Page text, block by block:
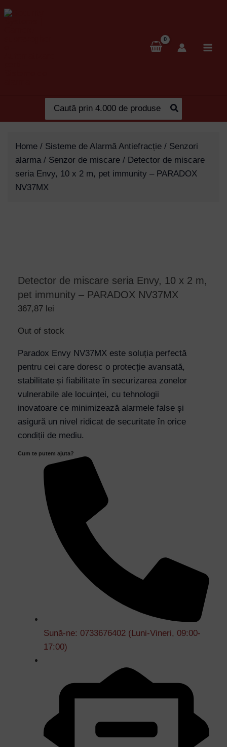
Skip
to
for:
Home / Sisteme de Alarmă Antiefracție / Senzori
alarma/ Senzor de miscare / Detector de miscare
seria Envy, 10 x 2 m, pet immunity – PARADOX
NV37MX
Detector de miscare seria Envy, 10 x 2 m,
pet immunity – PARADOX NV37MX
367,87 lei
Out of stock
Paradox Envy NV37MX este soluția perfectă
pentru cei care doresc o protecție avansată,
stabilitate și fiabilitate în securizarea zonelor
vulnerabile ale locuinței, cu tehnologii
inovatoare ce minimizează alarmele false și
asigură un nivel ridicat de securitate în orice
condiții de mediu.
Cum te putem ajuta?
Sună-ne: 0733676402 (Luni-Vineri, 09:00-
17:00)